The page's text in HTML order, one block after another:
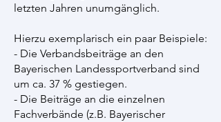
letzten Jahren unumgänglich.
Hierzu exemplarisch ein paar Beispiele:
- Die Verbandsbeiträge an den
Bayerischen Landessportverband sind
um ca. 37 % gestiegen.
- Die Beiträge an die einzelnen
Fachverbände (z.B. Bayerischer